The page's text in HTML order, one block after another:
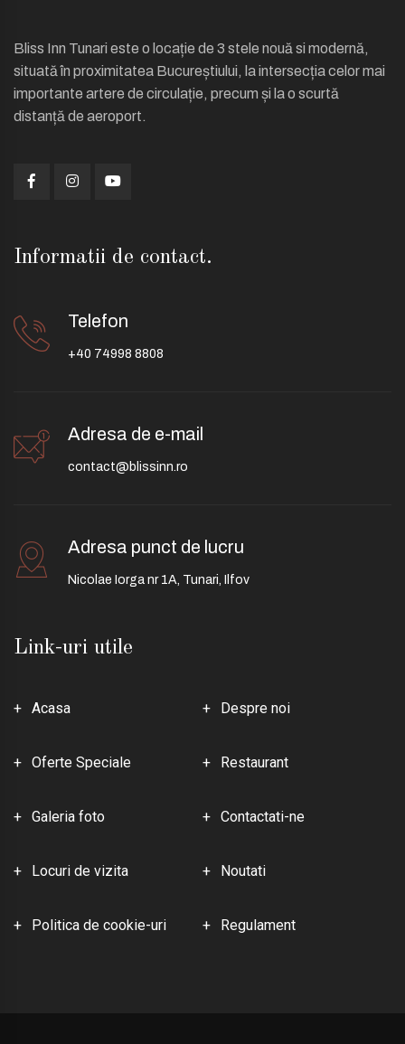
Bliss Inn Tunari este o locație de 3 stele nouă si modernă,
situată în proximitatea Bucureștiului, la intersecția celor mai
importante artere de circulație, precum și la o scurtă
distanță de aeroport.
Link-uri utile
Acasa Despre noi
Oferte Speciale Restaurant
Galeria foto Contactati-ne
Locuri de vizita Noutati
Politica de cookie-uri Regulament
Informatii de contact.
Telefon
+40 74998 8808
Adresa de e-mail
contact@blissinn.ro
Adresa punct de lucru
Nicolae Iorga nr 1A, Tunari, Ilfov